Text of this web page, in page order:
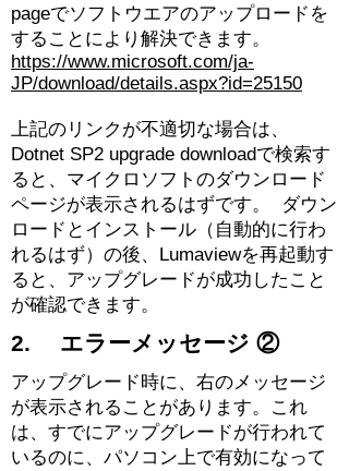
pageでソフトウエアのアップロードを
することにより解決できます。
https://www.microsoft.com/ja-
JP/download/details.aspx?id=25150
上記のリンクが不適切な場合は、
Dotnet SP2 upgrade downloadで検索す
ると、マイクロソフトのダウンロード
ページが表示されるはずです。 ダウン
ロードとインストール（自動的に行わ
れるはず）の後、Lumaviewを再起動す
ると、アップグレードが成功したこと
が確認できます。
2. エラーメッセージ ②
アップグレード時に、右のメッセージ
が表示されることがあります。これ
は、すでにアップグレードが行われて
いるのに、パソコン上で有効になって